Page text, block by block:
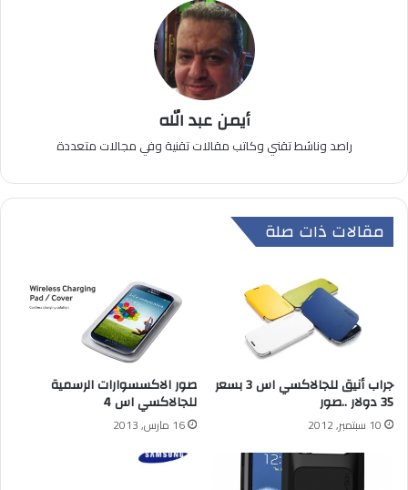
أيمن عبد الله
راصد وناشط تقني وكاتب مقالات تقنية وفي مجالات متعددة
مقالات ذات صلة
جراب أنيق للجالاكسي اس 3 بسعر
35 دولار ..صور
10 سبتمبر, 2012
صور الاكسسوارات الرسمية
للجالاكسي اس 4
16 مارس, 2013